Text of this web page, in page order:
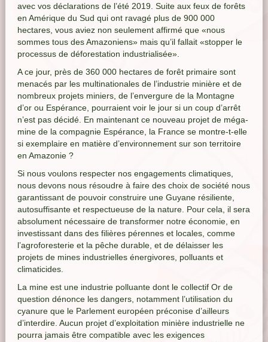
avec vos déclarations de l’été 2019. Suite aux feux de forêts
en Amérique du Sud qui ont ravagé plus de 900 000
hectares, vous aviez non seulement affirmé que «nous
sommes tous des Amazoniens» mais qu’il fallait «stopper le
processus de déforestation industrialisée».
A ce jour, près de 360 000 hectares de forêt primaire sont
menacés par les multinationales de l’industrie minière et de
nombreux projets miniers, de l’envergure de la Montagne
d’or ou Espérance, pourraient voir le jour si un coup d’arrêt
n’est pas décidé. En maintenant ce nouveau projet de méga-
mine de la compagnie Espérance, la France se montre-t-elle
si exemplaire en matière d’environnement sur son territoire
en Amazonie ?
Si nous voulons respecter nos engagements climatiques,
nous devons nous résoudre à faire des choix de société nous
garantissant de pouvoir construire une Guyane résiliente,
autosuffisante et respectueuse de la nature. Pour cela, il sera
absolument nécessaire de transformer notre économie, en
investissant dans des filières pérennes et locales, comme
l’agroforesterie et la pêche durable, et de délaisser les
projets de mines industrielles énergivores, polluants et
climaticides.
La mine est une industrie polluante dont le collectif Or de
question dénonce les dangers, notamment l’utilisation du
cyanure que le Parlement européen préconise d’ailleurs
d’interdire. Aucun projet d’exploitation minière industrielle ne
pourra jamais être compatible avec les exigences